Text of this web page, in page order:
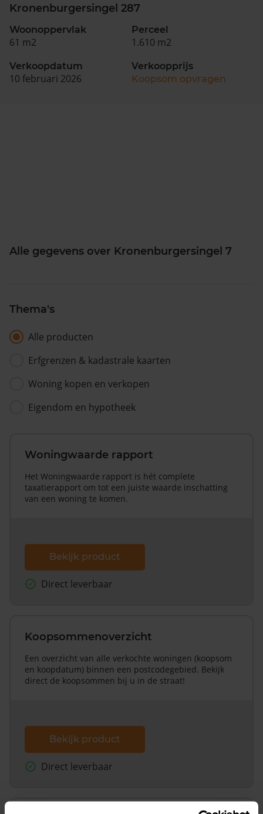
Kronenburgersingel 287
Woonoppervlak
61 m2
Perceel
1.610 m2
Verkoopdatum
10 februari 2026
Verkoopprijs
Koopsom opvragen
Alle gegevens over Kronenburgersingel 7
Thema's
Alle producten
Erfgrenzen & kadastrale kaarten
Woning kopen en verkopen
Eigendom en hypotheek
Woningwaarde rapport
Het Woningwaarde rapport is hét complete
taxatierapport om tot een juiste waarde inschatting
van een woning te komen.
Bekijk product
Direct leverbaar
Koopsommenoverzicht
Een overzicht van alle verkochte woningen (koopsom
en koopdatum) binnen een postcodegebied. Bekijk
direct de koopsommen bij u in de straat!
Bekijk product
Direct leverbaar